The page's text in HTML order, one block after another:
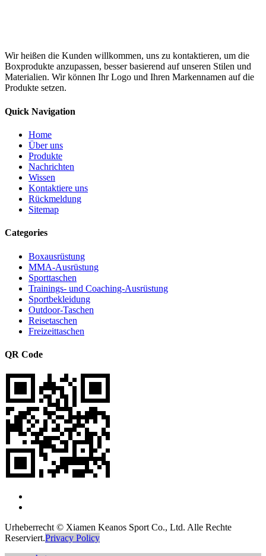
Wir heißen die Kunden willkommen, uns zu kontaktieren, um die
Boxprodukte anzupassen, besser basierend auf unseren Stilen und
Materialien. Wir können Ihr Logo und Ihren Markennamen auf die
Produkte setzen.
Quick Navigation
Home
Über uns
Produkte
Nachrichten
Wissen
Kontaktiere uns
Rückmeldung
Sitemap
Categories
Boxausrüstung
MMA-Ausrüstung
Sporttaschen
Trainings- und Coaching-Ausrüstung
Sportbekleidung
Outdoor-Taschen
Reisetaschen
Freizeittaschen
QR Code
Urheberrecht © Xiamen Keanos Sport Co., Ltd. Alle Rechte
Reserviert.Privacy Policy